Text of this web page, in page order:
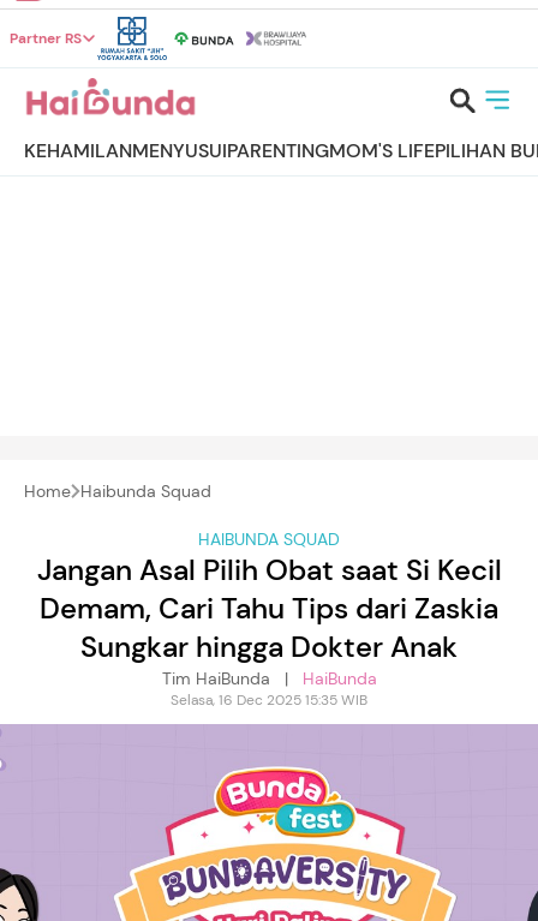
Partner RS
KEHAMILANMENYUSUIPARENTINGMOM'S LIFEPILIHAN
Home Haibunda Squad
HAIBUNDA SQUAD
Jangan Asal Pilih Obat saat Si Kecil
Demam, Cari Tahu Tips dari Zaskia
Sungkar hingga Dokter Anak
Tim HaiBunda | HaiBunda
Selasa, 16 Dec 2025 15:35 WIB